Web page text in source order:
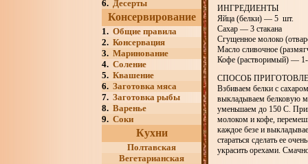
6. Десерты
Консервирование
1. Общие правила
2. Консервация
3. Маринование
4. Соление
5. Квашение
6. Заготовка мяса
7. Заготовка рыбы
8. Варенье
9. Соки
Кухни
Полтавская
Вегетарианская
ИНГРЕДИЕНТЫ
Яйца (белки) — 5 шт.
Сахар — 3 стакана
Сгущенное молоко
Масло сливочное
Кофе (растворимый) —
СПОСОБ
Взбиваем белки с
выкладываем белковую
уменьшаем до 150 С.
молоком и кофе,
каждое безе и
стараться сделать ее
украсить орехами.